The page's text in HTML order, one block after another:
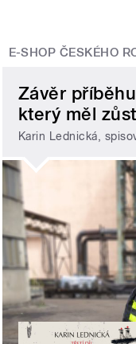
E-SHOP ČESKÉHO
Závěr
který měl
Karin Lednická,